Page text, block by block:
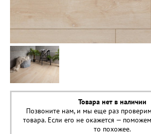
Товара нет в наличии
Позвоните нам, и мы еще раз
товара. Если его не окажется —
то похожее.